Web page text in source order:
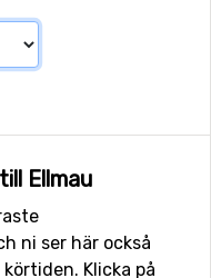
Ellmau
ni ser här också
Klicka på